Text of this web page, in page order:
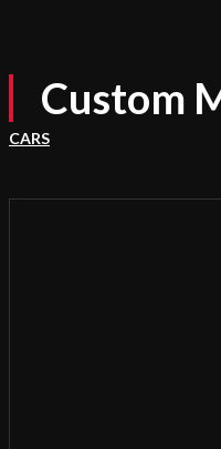
Custom
CARS